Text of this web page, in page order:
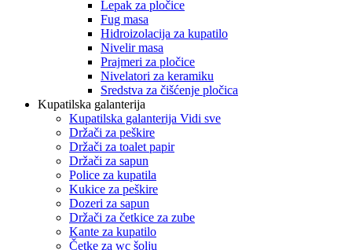
Lepak za pločice
Fug masa
Hidroizolacija za kupatilo
Nivelir masa
Prajmeri za pločice
Nivelatori za keramiku
Sredstva za čišćenje pločica
Kupatilska galanterija
Kupatilska galanterija Vidi sve
Držači za peškire
Držači za toalet papir
Držači za sapun
Police za kupatila
Kukice za peškire
Dozeri za sapun
Držači za četkice za zube
Kante za kupatilo
Četke za wc šolju